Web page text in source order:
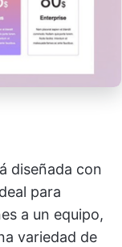
diseñada con
para
a un equipo,
variedad de